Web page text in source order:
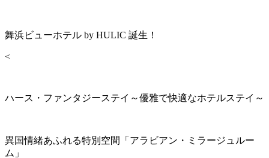
舞浜ビューホテル by HULIC 誕生！
<
ハース・ファンタジーステイ～優雅で快適なホテルステイ～
異国情緒あふれる特別空間「アラビアン・ミラージュルー
ム」